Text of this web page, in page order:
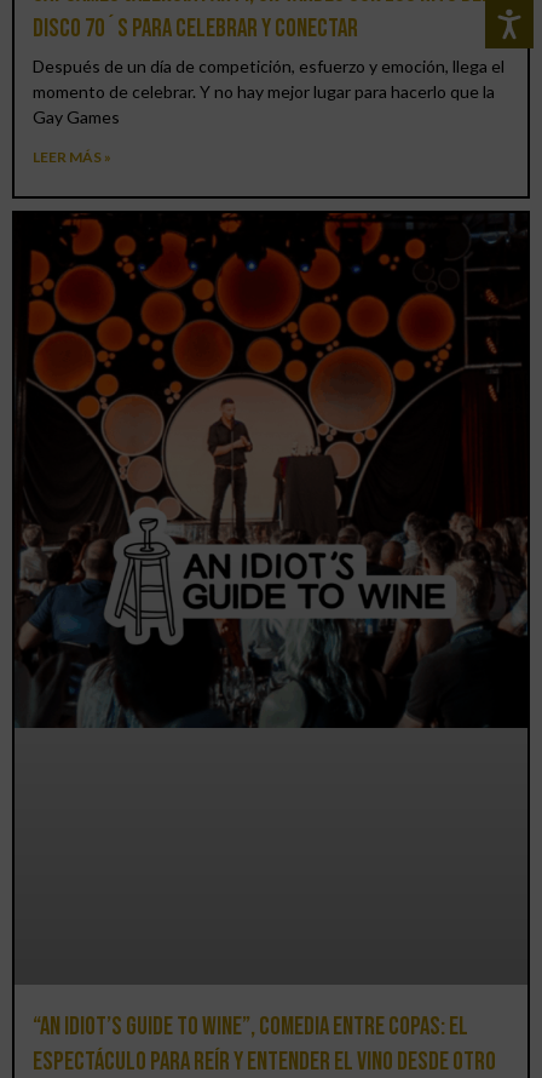
DISCO 70´S para celebrar y conectar
Después de un día de competición, esfuerzo y emoción, llega el
momento de celebrar. Y no hay mejor lugar para hacerlo que la
Gay Games
LEER MÁS »
“An Idiot’s Guide to Wine”, comedia entre copas: el
espectáculo para reír y entender el vino desde otro